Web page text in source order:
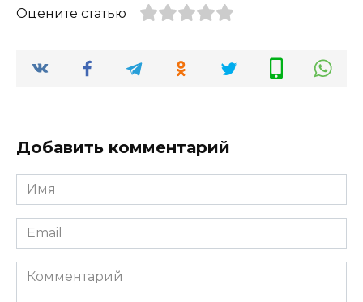
Оцените статью
Добавить комментарий
Имя
*
Email
*
Комментарий